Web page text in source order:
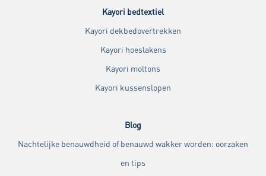
Kayori bedtextiel
Kayori dekbedovertrekken
Kayori hoeslakens
Kayori moltons
Kayori kussenslopen
Blog
Nachtelijke benauwdheid of benauwd wakker worden: oorzaken
en tips